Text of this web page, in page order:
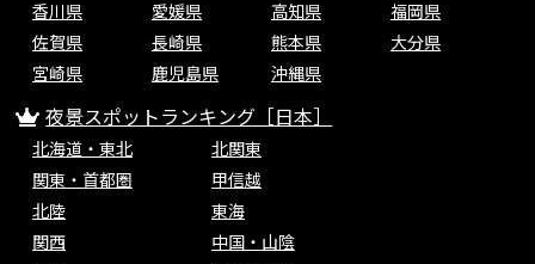
香川県
愛媛県 高知県
福岡県
佐賀県
長崎県 熊本県
大分県
宮崎県
鹿児島県 沖縄県
夜景スポットランキング［日本］
北海道・東北
北関東
関東・首都圏
甲信越
北陸
東海
関西
中国・山陰